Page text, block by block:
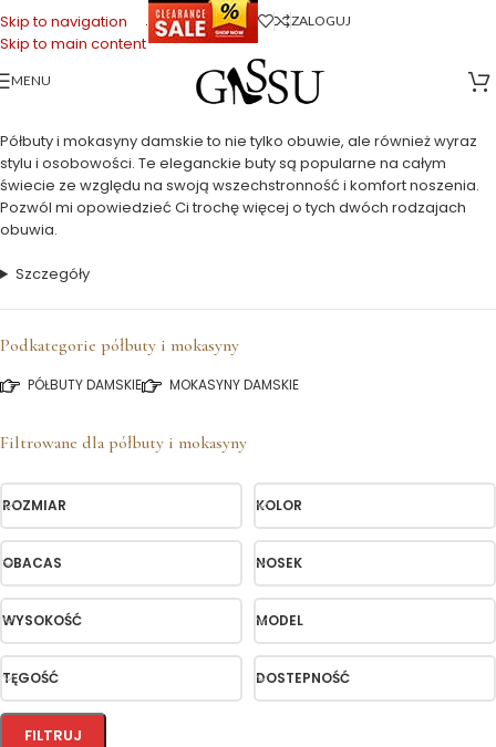
Skip to navigation
Skip to main content
. ZALOGUJ
MENU
Buty Damskie> Półbuty i mokasyny
Półbuty i mokasyny damskie to nie tylko obuwie, ale również wyraz
stylu i osobowości. Te eleganckie buty są popularne na całym
świecie ze względu na swoją wszechstronność i komfort noszenia.
Pozwól mi opowiedzieć Ci trochę więcej o tych dwóch rodzajach
obuwia.
Szczegóły
Podkategorie półbuty i mokasyny
PÓŁBUTY DAMSKIE MOKASYNY DAMSKIE
Filtrowane dla półbuty i mokasyny
ROZMIAR KOLOR
OBACAS NOSEK
WYSOKOŚĆ MODEL
TĘGOŚĆ DOSTEPNOŚĆ
FILTRUJ